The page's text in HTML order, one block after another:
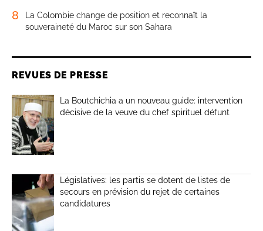
8
La Colombie change de position et reconnaît la
souveraineté du Maroc sur son Sahara
REVUES DE PRESSE
La Boutchichia a un nouveau guide: intervention
décisive de la veuve du chef spirituel défunt
Législatives: les partis se dotent de listes de
secours en prévision du rejet de certaines
candidatures